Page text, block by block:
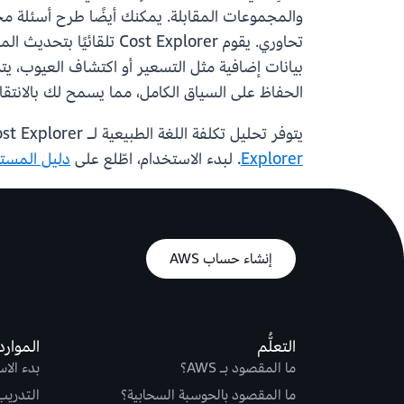
والمجموعات المقابلة. يمكنك أيضًا طرح
الحفاظ على السياق الكامل، مما يسمح لك
يتوفر تحليل تكلفة اللغة الطبيعية لـ AWS Cost Explorer اليوم في جميع مناطق AWS التجارية دون أي رسوم إضافية. لمعرفة المزيد، تفضل بزيارة
Explorer. لبدء الاستخدام، اطّلع علىدليل
إنشاء حساب AWS
التعلُّم
ما المقصود بـ AWS؟
ما المقصود بالحوسبة السحابية؟
بدء